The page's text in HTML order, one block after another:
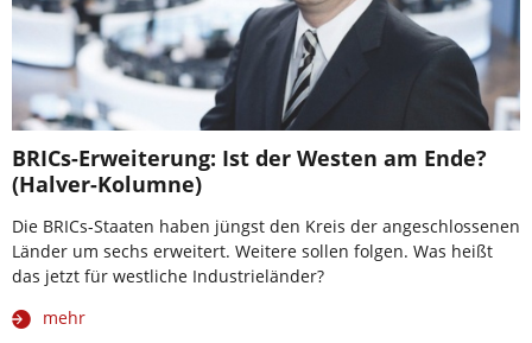
BRICs-Erweiterung: Ist der Westen am Ende?
(Halver-Kolumne)
Die BRICs-Staaten haben jüngst den Kreis der angeschlossenen
Länder um sechs erweitert. Weitere sollen folgen. Was heißt
das jetzt für westliche Industrieländer?
mehr